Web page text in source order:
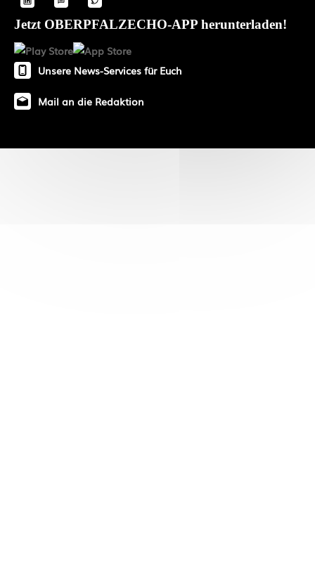
Jetzt OBERPFALZECHO-APP herunterladen!
Unsere News-Services für Euch
Mail an die Redaktion